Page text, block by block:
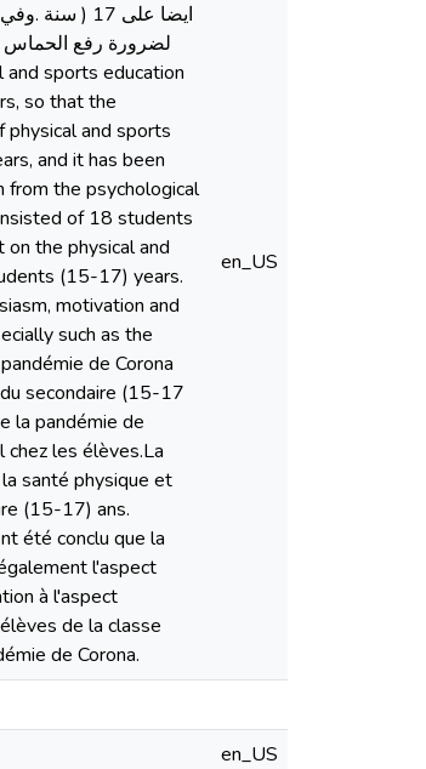
لضرورة رفع الحماس
so that the
and sports
and it has been
from the psychological
of 18 students
the physical and
(15-17) years.
motivation and
such as the
de Corona
secondaire (15-17
la pandémie de
les élèves.La
santé physique et
(15-17) ans.
été conclu que la
l'aspect
à l'aspect
de la classe
de Corona.
en_US
en_US